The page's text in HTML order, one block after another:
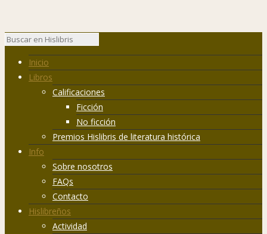
Inicio
Libros
Calificaciones
Ficción
No ficción
Premios Hislibris de literatura histórica
Info
Sobre nosotros
FAQs
Contacto
Hislibreños
Actividad